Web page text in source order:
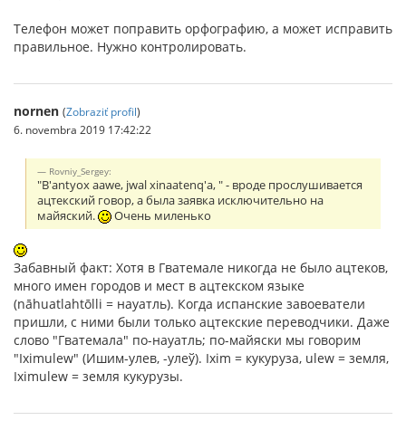
Телефон может поправить орфографию, а может исправить
правильное. Нужно контролировать.
nornen (Zobraziť profil)
6. novembra 2019 17:42:22
Rovniy_Sergey:
"B'antyox aawe, jwal xinaatenq'a, " - вроде прослушивается
ацтекский говор, а была заявка исключительно на
майяский.
Очень миленько
Забавный факт: Хотя в Гватемале никогда не было ацтеков,
много имен городов и мест в ацтекском языке
(nāhuatlahtōlli = науатль). Когда испанские завоеватели
пришли, с ними были только ацтекские переводчики. Даже
слово "Гватемала" по-науатль; по-майяски мы говорим
"Iximulew" (Ишим-улев, -улеў). Ixim = кукуруза, ulew = земля,
Iximulew = земля кукурузы.